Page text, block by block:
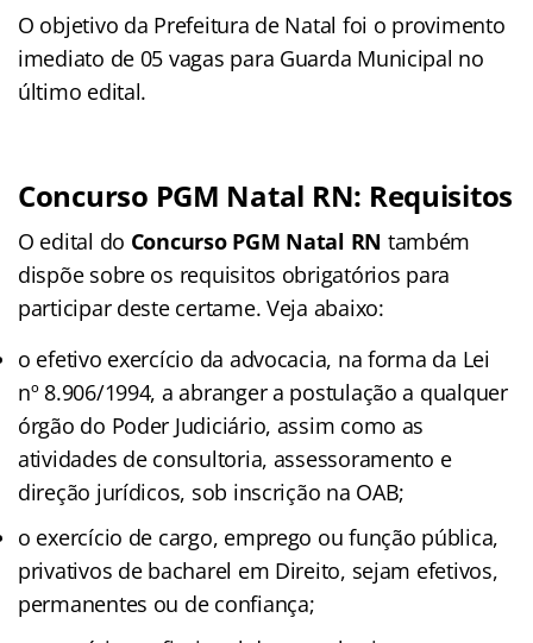
O objetivo da Prefeitura de Natal foi o provimento
imediato de 05 vagas para Guarda Municipal no
último edital.
Concurso PGM Natal RN: Requisitos
O edital do Concurso PGM Natal RN também
dispõe sobre os requisitos obrigatórios para
participar deste certame. Veja abaixo:
o efetivo exercício da advocacia, na forma da Lei
nº 8.906/1994, a abranger a postulação a qualquer
órgão do Poder Judiciário, assim como as
atividades de consultoria, assessoramento e
direção jurídicos, sob inscrição na OAB;
o exercício de cargo, emprego ou função pública,
privativos de bacharel em Direito, sejam efetivos,
permanentes ou de confiança;